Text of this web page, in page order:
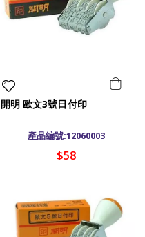
開明 歐文3號日付印
產品編號:12060003
$58